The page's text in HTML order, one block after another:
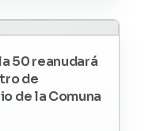
50 reanudará
de
de la Comuna